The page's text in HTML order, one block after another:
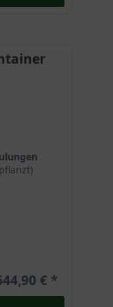
erinnern
€